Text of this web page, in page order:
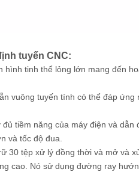
tuyến CNC:
hình tinh thể lỏng lớn mang đến
vuông tuyến tính có thể đáp ứng
tiềm năng của máy điện và
và tốc độ đua.
30 tệp xử lý đồng thời và mở và
cao. Nó sử dụng đường ray